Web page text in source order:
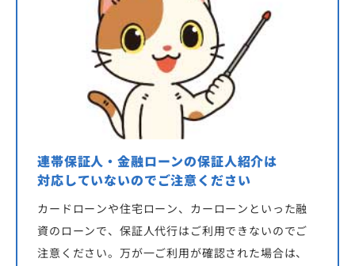
連帯保証人・金融ローンの保証人紹介は
対応していないのでご注意ください
カードローンや住宅ローン、カーローンといった融
資のローンで、保証人代行はご利用できないのでご
注意ください。万が一ご利用が確認された場合は、